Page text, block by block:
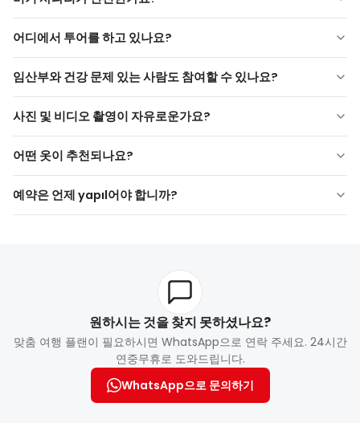
를 수 있습니다.
승객의 경우 하한 연령은 운영자에 따라 다를 수 있습니다. 어린이
의 적합성은 사전에 확인해야 합니다.
맞는 장비로 진행됩니다. 주행 전 안전 교육이 제공됩니다.
어디에서 투어를 하고 있나요?
어사막 지역에서 진행됩니다. 일일 운영 계획에 따라 코스는 변경
될 수 있습니다.
임산부와 건강 문제 있는 사람도 참여할 수 있나요?
버기 사파리가 권장되지 않습니다. 건강 상태가 있는 손님은 사전에
알려야 합니다.
사진 및 비디오 촬영이 자유로운가요?
영 서비스는 추가 요금이 발생할 수 있습니다.
어떤 옷이 추천되나요?
예약은 언제 yapıl어야 합니까?
원하시는 것을 찾지 못하셨나요?
맞춤 여행 플랜이 필요하시면 WhatsApp으로 연락 주세요. 24시간
연중무휴로 도와드립니다.
WhatsApp으로 문의하기